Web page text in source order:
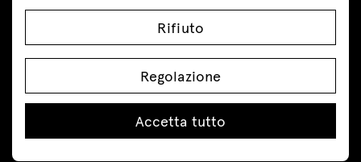
Rifiuto
Regolazione
Accetta tutto